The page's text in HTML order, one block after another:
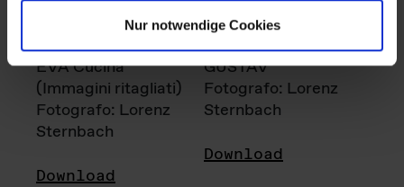
Nur notwendige Cookies
EVA Cucina
(Immagini ritagliati)
Fotografo: Lorenz
Sternbach
Download
GUSTAV
Fotografo: Lorenz
Sternbach
Download